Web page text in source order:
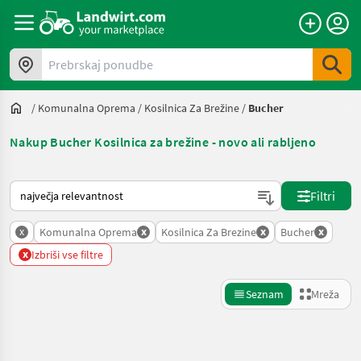
Prebrskaj ponudbe
/ Komunalna Oprema / Kosilnica Za Brežine / Bucher
Nakup Bucher Kosilnica za brežine - novo ali rabljeno
Tako je razvrščeno na Landwirt.com
Filtri
x Komunalna Oprema x Kosilnica Za Brezine x Bucher x
x Izbriši vse filtre
Seznam Mreža